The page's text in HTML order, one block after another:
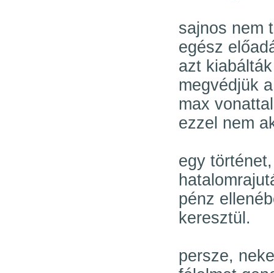
sajnos nem
egész
azt
megvédjük
max
ezzel nem
egy
pénz
keresztül.
persze,